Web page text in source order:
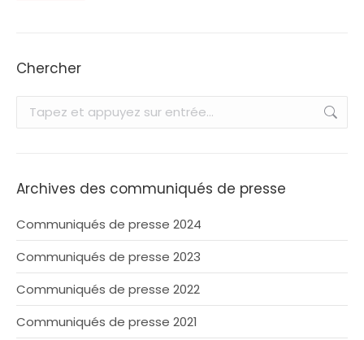
Chercher
Archives des communiqués de presse
Communiqués de presse 2024
Communiqués de presse 2023
Communiqués de presse 2022
Communiqués de presse 2021